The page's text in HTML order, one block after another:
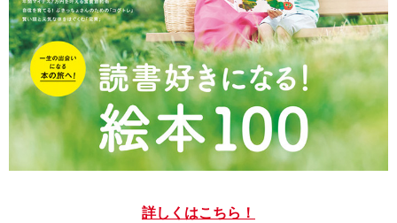
詳しくはこちら！